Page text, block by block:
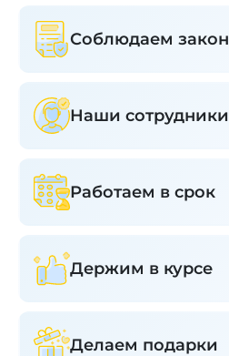
Соблюдаем закон
Наши сотрудники
Работаем в срок
Держим в курсе
Делаем подарки